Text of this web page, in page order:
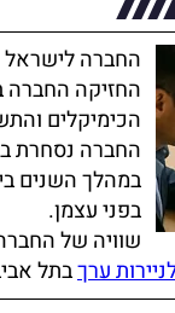
החברה לישראל
החזיקה החברה
הכימיקלים
החברה נסחרת
במהלך השנים
בפני עצמן.
שוויה של
ערךבתל